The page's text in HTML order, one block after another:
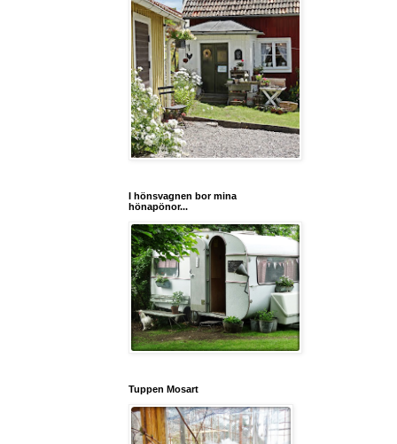
I hönsvagnen bor mina
hönapönor...
Tuppen Mosart